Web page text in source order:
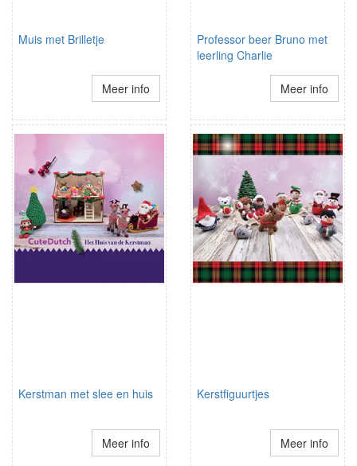
Muis met Brilletje
Meer info
Professor beer Bruno met
leerling Charlie
Meer info
Kerstman met slee en huis
Meer info
Kerstfiguurtjes
Meer info